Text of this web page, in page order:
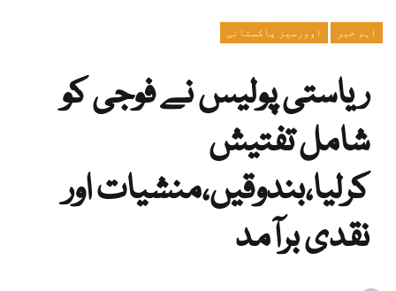
اہم خبر اوورسیز پاکستانی
ریاستی پولیس نے فوجی کو
شامل تفتیش
کرلیا،بندوقیں،منشیات اور
نقدی برآمد